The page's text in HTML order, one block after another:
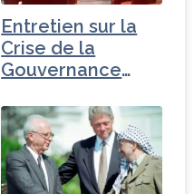
Entretien sur la
Crise de la
Gouvernance
Turquie